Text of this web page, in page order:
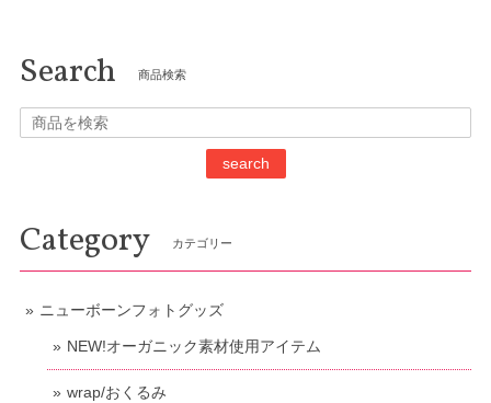
Search 商品検索
search
Category カテゴリー
ニューボーンフォトグッズ
NEW!オーガニック素材使用アイテム
wrap/おくるみ